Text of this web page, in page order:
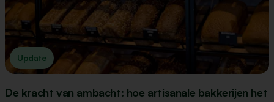
Update
De kracht van ambacht: hoe artisanale bakkerijen het